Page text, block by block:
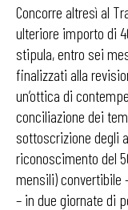
Concorre altresì al
ulteriore importo di
stipula, entro sei
finalizzati alla
un’ottica di
conciliazione dei
sottoscrizione degli
riconoscimento del
mensili) convertibile
– in due giornate di